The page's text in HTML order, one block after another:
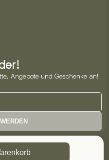
Angebote und Geschenke an!